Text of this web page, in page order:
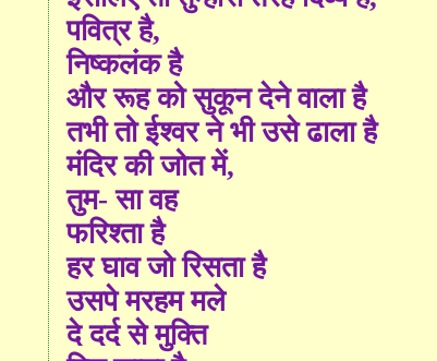
पवित्र है,
निष्कलंक है
और रूह को सुकून देने वाला है
तभी तो ईश्वर ने भी उसे ढाला है
मंदिर की जोत में,
तुम‐ सा वह
फरिश्ता है
हर घाव जो रिसता है
उसपे मरहम मले
दे दर्द से मुक्ति